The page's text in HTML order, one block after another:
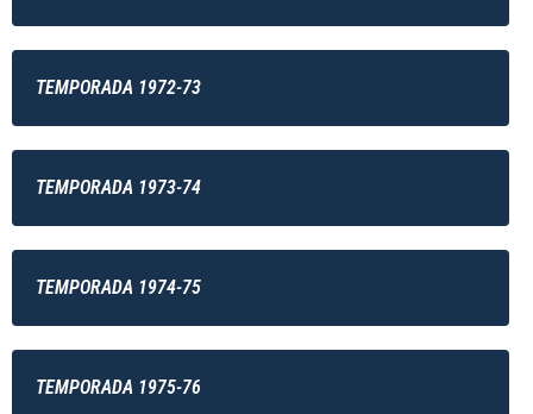
TEMPORADA 1972-73
TEMPORADA 1973-74
TEMPORADA 1974-75
TEMPORADA 1975-76